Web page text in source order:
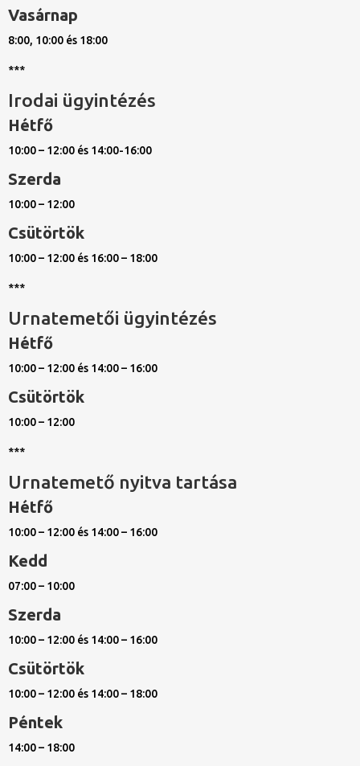
Vasárnap
8:00, 10:00 és 18:00
***
Irodai ügyintézés
Hétfő
10:00 – 12:00 és 14:00-16:00
Szerda
10:00 – 12:00
Csütörtök
10:00 – 12:00 és 16:00 – 18:00
***
Urnatemetői ügyintézés
Hétfő
10:00 – 12:00 és 14:00 – 16:00
Csütörtök
10:00 – 12:00
***
Urnatemető nyitva tartása
Hétfő
10:00 – 12:00 és 14:00 – 16:00
Kedd
07:00 – 10:00
Szerda
10:00 – 12:00 és 14:00 – 16:00
Csütörtök
10:00 – 12:00 és 14:00 – 18:00
Péntek
14:00 – 18:00